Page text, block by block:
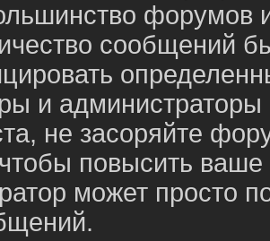
форумов
сообщений
и
не засоряйте
повысить
может просто